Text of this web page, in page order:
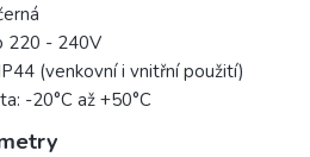
220 - 240V
(venkovní i vnitřní použití)
-20°C až +50°C